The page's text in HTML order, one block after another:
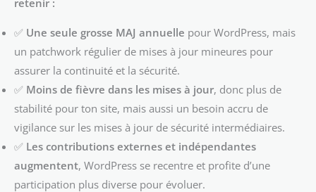
retenir :
✅ Une seule grosse MAJ annuelle pour WordPress, mais
un patchwork régulier de mises à jour mineures pour
assurer la continuité et la sécurité.
✅ Moins de fièvre dans les mises à jour, donc plus de
stabilité pour ton site, mais aussi un besoin accru de
vigilance sur les mises à jour de sécurité intermédiaires.
✅ Les contributions externes et indépendantes
augmentent, WordPress se recentre et profite d’une
participation plus diverse pour évoluer.